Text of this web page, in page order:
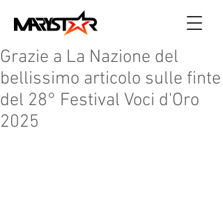
Grazie a La Nazione del
bellissimo articolo sulle finte
del 28° Festival Voci d'Oro
2025